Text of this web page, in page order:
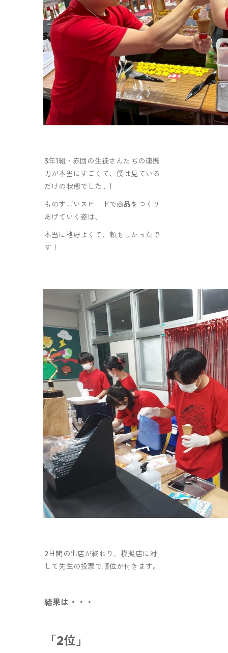
3年1組・赤団の生徒さんたちの連携
力が本当にすごくて、僕は見ている
だけの状態でした…！
ものすごいスピードで商品をつくり
あげていく姿は、
本当に格好よくて、頼もしかったで
す！
2日間の出店が終わり、模擬店に対
して先生の投票で順位が付きます。
結果は・・・
「2位」